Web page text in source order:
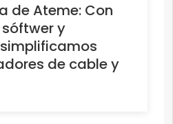
de Ateme: Con
y
de cable y